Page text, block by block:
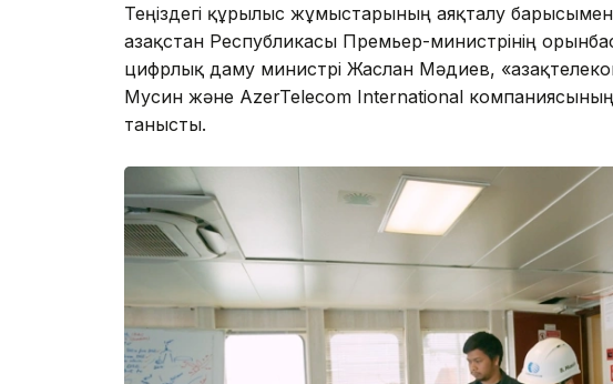
Теңіздегі құрылыс жұмыстарының аяқталу
Қазақстан Республикасы Премьер-министрінің
цифрлық даму министрі Жаслан Мәдиев,
Мусин және AzerTelecom International
танысты.